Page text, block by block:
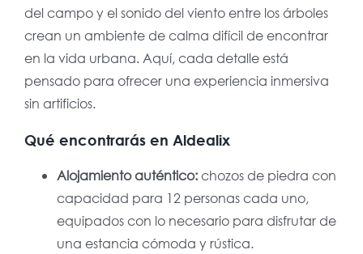
del campo y el sonido del viento entre los árboles
crean un ambiente de calma difícil de encontrar
en la vida urbana. Aquí, cada detalle está
pensado para ofrecer una experiencia inmersiva
sin artificios.
Qué encontrarás en Aldealix
Alojamiento auténtico:chozos de piedra con
capacidad para 12 personas cada uno,
equipados con lo necesario para disfrutar de
una estancia cómoda y rústica.